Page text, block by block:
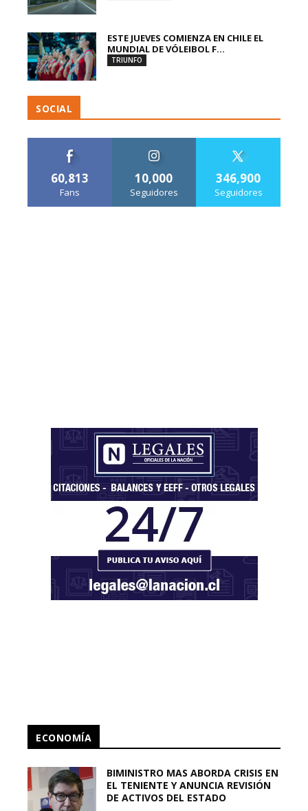
ESTE JUEVES COMIENZA EN CHILE EL
MUNDIAL DE VÓLEIBOL F...
TRIUNFO
SOCIAL
60,813
Fans
10,000
Seguidores
346,900
Seguidores
ECONOMÍA
BIMINISTRO MAS ABORDA CRISIS EN
EL TENIENTE Y ANUNCIA REVISIÓN
DE ACTIVOS DEL ESTADO